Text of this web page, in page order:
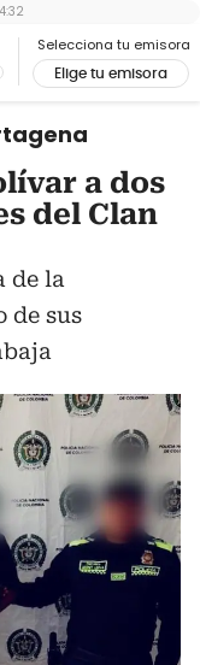
Selecciona tu emisora
Elige tu emisora
a dos
del Clan
de la
de sus